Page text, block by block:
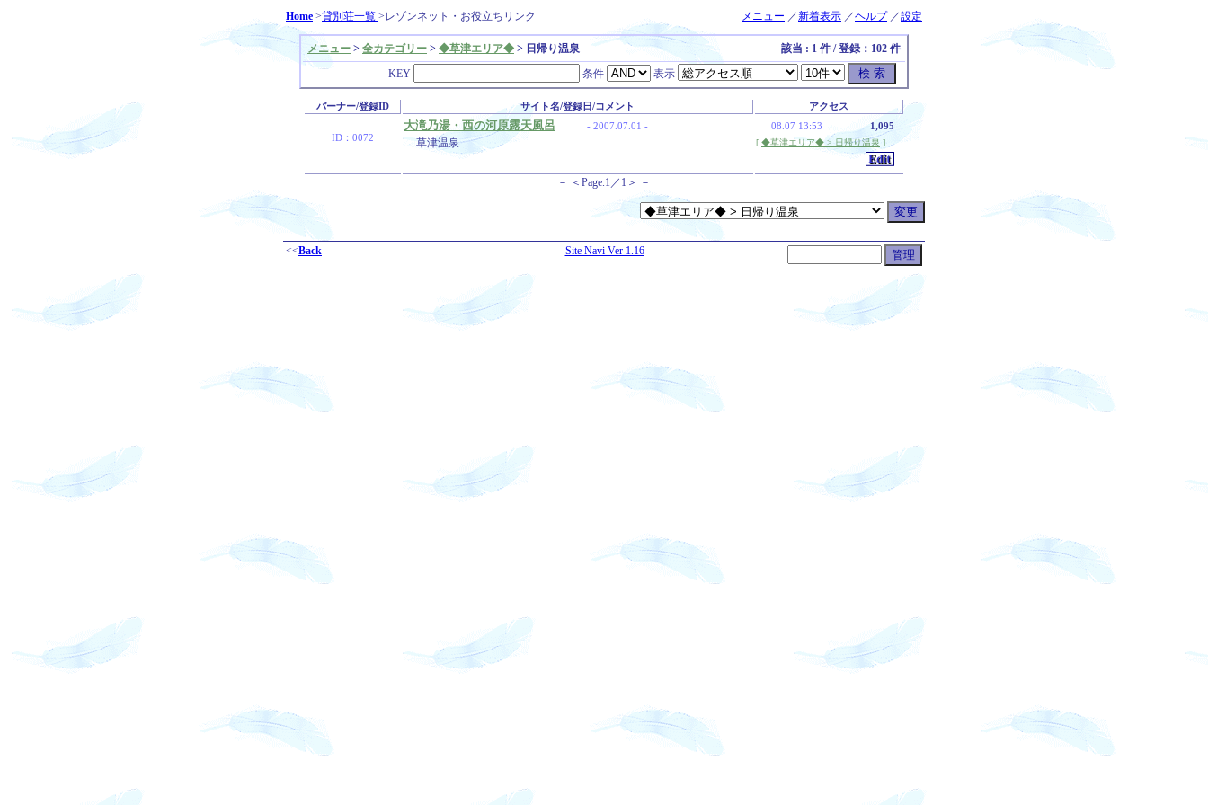
Home >貸別荘一覧 >レゾンネット・お役立ちリンク メニュー ／新着表示 ／ヘルプ／設定
メニュー > 全カテゴリー > ◆草津エリア◆ > 日帰り温泉
該当 : 1 件 / 登録：102 件
KEY
条件 表示
バーナー/登録ID サイト名/登録日/コメント アクセス
ID：0072
大滝乃湯・西の河原露天風呂 - 2007.07.01 - 08.07 13:53 1,095
草津温泉 [ ◆草津エリア◆ > 日帰り温泉 ]
－ ＜Page.1／1＞ －
<<Back -- Site Navi Ver 1.16--